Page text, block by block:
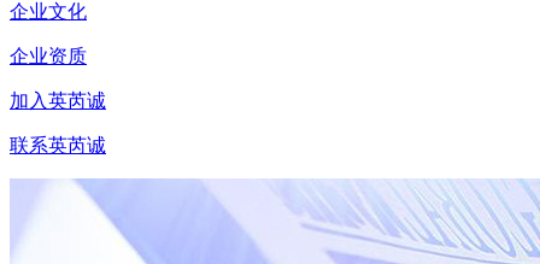
企业文化
企业资质
加入英芮诚
联系英芮诚